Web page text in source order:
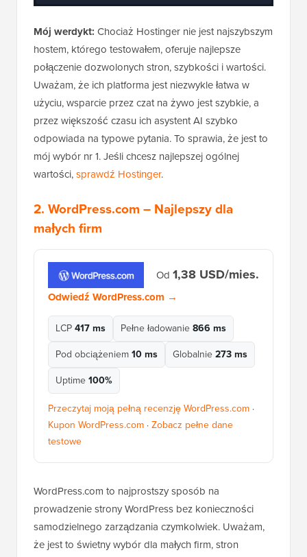
Mój werdykt: Chociaż Hostinger nie jest najszybszym
hostem, którego testowałem, oferuje najlepsze
połączenie dozwolonych stron, szybkości i wartości.
Uważam, że ich platforma jest niezwykle łatwa w
użyciu, wsparcie przez czat na żywo jest szybkie, a
przez większość czasu ich asystent AI szybko
odpowiada na typowe pytania. To sprawia, że jest to
mój wybór nr 1. Jeśli chcesz najlepszej ogólnej
wartości,sprawdź Hostinger.
2. WordPress.com – Najlepszy dla
małych firm
Od 1,38 USD/mies.
Odwiedź WordPress.com →
LCP417 ms Pełne ładowanie866 ms
Pod obciążeniem10 ms Globalnie273 ms
Uptime100%
Przeczytaj moją pełną recenzję WordPress.com ·
Kupon WordPress.com ·Zobacz pełne dane
testowe
WordPress.com to najprostszy sposób na
prowadzenie strony WordPress bez konieczności
samodzielnego zarządzania czymkolwiek. Uważam,
że jest to świetny wybór dla małych firm, stron